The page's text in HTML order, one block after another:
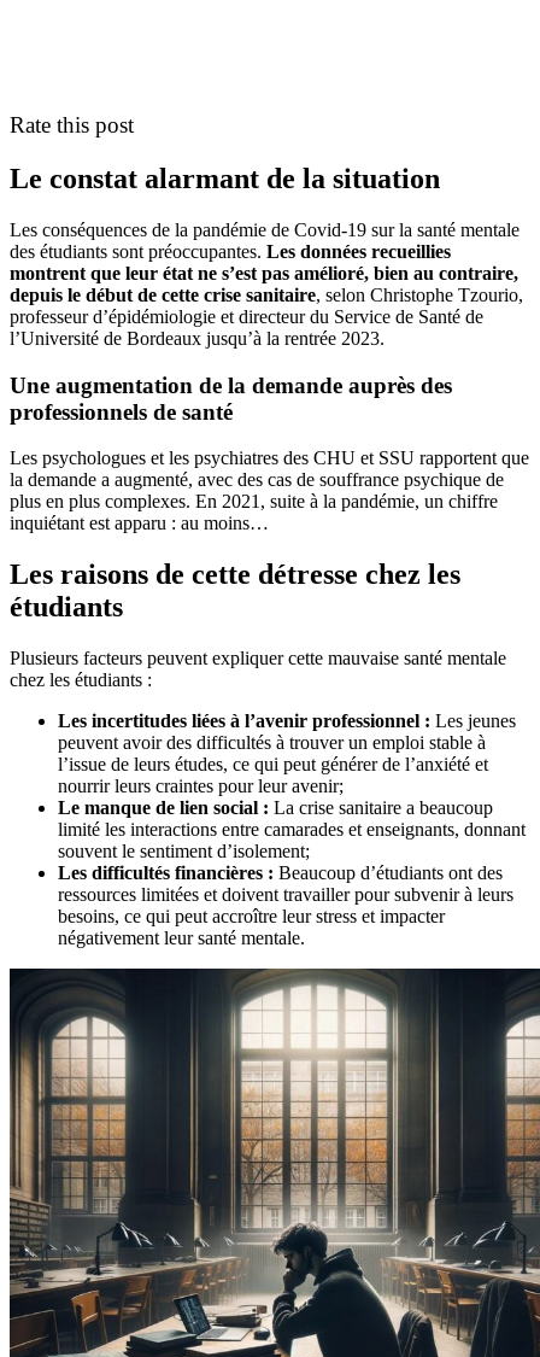
Rate this post
Le constat alarmant de la situation
Les conséquences de la pandémie de Covid-19 sur la santé mentale
des étudiants sont préoccupantes. Les données recueillies
montrent que leur état ne s’est pas amélioré, bien au contraire,
depuis le début de cette crise sanitaire, selon Christophe Tzourio,
professeur d’épidémiologie et directeur du Service de Santé de
l’Université de Bordeaux jusqu’à la rentrée 2023.
Une augmentation de la demande auprès des
professionnels de santé
Les psychologues et les psychiatres des CHU et SSU rapportent que
la demande a augmenté, avec des cas de souffrance psychique de
plus en plus complexes. En 2021, suite à la pandémie, un chiffre
inquiétant est apparu : au moins…
Les raisons de cette détresse chez les
étudiants
Plusieurs facteurs peuvent expliquer cette mauvaise santé mentale
chez les étudiants :
Les incertitudes liées à l’avenir professionnel : Les jeunes
peuvent avoir des difficultés à trouver un emploi stable à
l’issue de leurs études, ce qui peut générer de l’anxiété et
nourrir leurs craintes pour leur avenir;
Le manque de lien social : La crise sanitaire a beaucoup
limité les interactions entre camarades et enseignants, donnant
souvent le sentiment d’isolement;
Les difficultés financières : Beaucoup d’étudiants ont des
ressources limitées et doivent travailler pour subvenir à leurs
besoins, ce qui peut accroître leur stress et impacter
négativement leur santé mentale.